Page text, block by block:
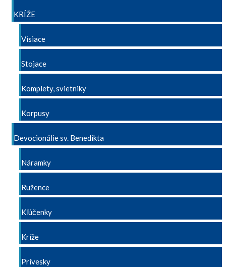
KRÍŽE
Visiace
Stojace
Komplety, svietniky
Korpusy
Devocionálie sv. Benedikta
Náramky
Ružence
Kľúčenky
Kríže
Prívesky